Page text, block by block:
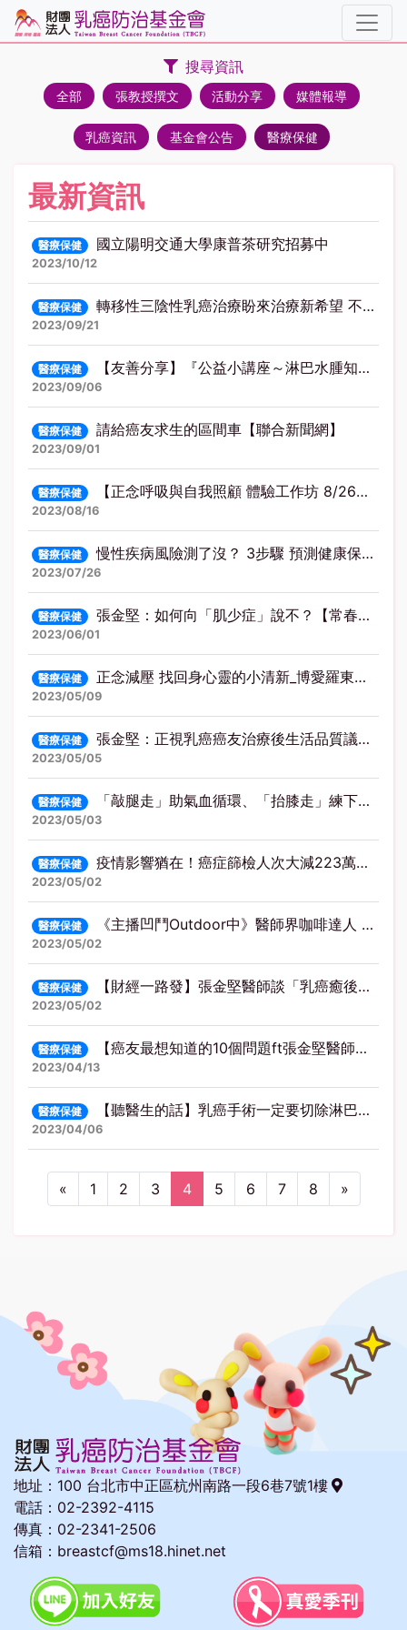
搜尋資訊
全部 張教授撰文 活動分享 媒體報導
乳癌資訊 基金會公告 醫療保健
最新資訊
醫療保健 國立陽明交通大學康普茶研究招募中
2023/10/12
醫療保健 轉移性三陰性乳癌治療盼來治療新希望 不必是「天選之人」才有藥醫
2023/09/21
醫療保健 【友善分享】『公益小講座～淋巴水腫知多少』本周六9/9下午登場！
2023/09/06
醫療保健 請給癌友求生的區間車【聯合新聞網】
2023/09/01
醫療保健 【正念呼吸與自我照顧 體驗工作坊 8/26星期六登場啦】
2023/08/16
醫療保健 慢性疾病風險測了沒？ 3步驟 預測健康保平安！
2023/07/26
醫療保健 張金堅：如何向「肌少症」說不？【常春月刊】
2023/06/01
醫療保健 正念減壓 找回身心靈的小清新_博愛羅東醫院
2023/05/09
醫療保健 張金堅：正視乳癌癌友治療後生活品質議題【常春月刊】
2023/05/05
醫療保健 「敲腿走」助氣血循環、「抬膝走」練下盤…簡文仁「健康十走法」，有十種健身效果【元氣網】
2023/05/03
醫療保健 疫情影響猶在！癌症篩檢人次大減223萬人次 醫籲定期篩檢及早治療效果好－民視新聞
2023/05/02
醫療保健 《主播凹鬥Outdoor中》醫師界咖啡達人 咖啡＋彩虹餐「不老秘訣」
2023/05/02
醫療保健 【財經一路發】張金堅醫師談「乳癌癒後，創造生活好品質！」
2023/05/02
醫療保健 【癌友最想知道的10個問題ft張金堅醫師】常春月刊
2023/04/13
醫療保健 【聽醫生的話】乳癌手術一定要切除淋巴嗎？ (中廣)
2023/04/06
«Previous
1 2 3 4(current)
5 6 7 8 »Next
地址： 100 台北市中正區杭州南路一段6巷7號1樓
電話：02-2392-4115
傳真：02-2341-2506
信箱：breastcf@ms18.hinet.net